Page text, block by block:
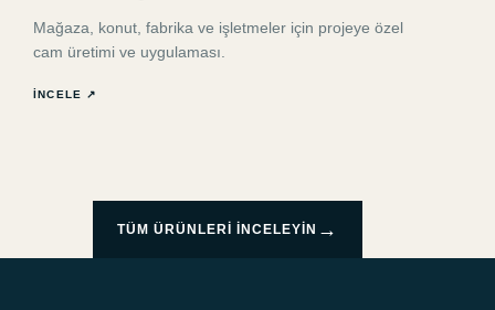
Mağaza, konut, fabrika ve işletmeler için projeye özel
cam üretimi ve uygulaması.
İNCELE ↗
TÜM ÜRÜNLERI INCELEYIN →